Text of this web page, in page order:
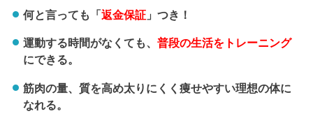
何と言っても「返金保証」つき！
運動する時間がなくても、 普段の生活をトレーニング
にできる。
筋肉の量、質を高め太りにくく痩せやすい理想の体に
なれる。